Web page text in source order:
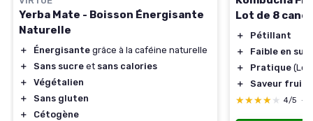
Yerba Mate - Boisson Énergisante
Naturelle
＋ Énergisante grâce à la caféine naturelle
＋
Sans sucre et sans calories
＋
Végétalien
＋
Sans gluten
＋
Cétogène
Lot de 8
＋
Pétillant
＋
Faible en
＋
Pratique (Lot
＋
Saveur
★★★★★
★★★★★ 4/5 —